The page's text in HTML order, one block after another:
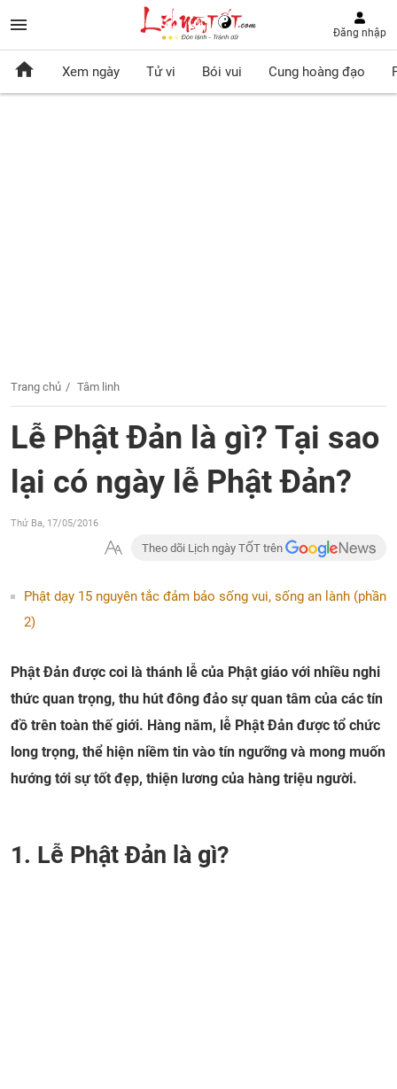
Đăng nhập
Xem ngày Tử vi Bói vui Cung hoàng đạo
Trang chủ Tâm linh
Lễ Phật Đản là gì? Tại sao
lại có ngày lễ Phật Đản?
Thứ Ba, 17/05/2016
Theo dõi Lịch ngày TỐT trên
Phật dạy 15 nguyên tắc đảm bảo sống vui, sống an lành (phần
2)
Phật Đản được coi là thánh lễ của Phật giáo với nhiều nghi
thức quan trọng, thu hút đông đảo sự quan tâm của các tín
đồ trên toàn thế giới. Hàng năm, lễ Phật Đản được tổ chức
long trọng, thể hiện niềm tin vào tín ngưỡng và mong muốn
hướng tới sự tốt đẹp, thiện lương của hàng triệu người.
1. Lễ Phật Đản là gì?